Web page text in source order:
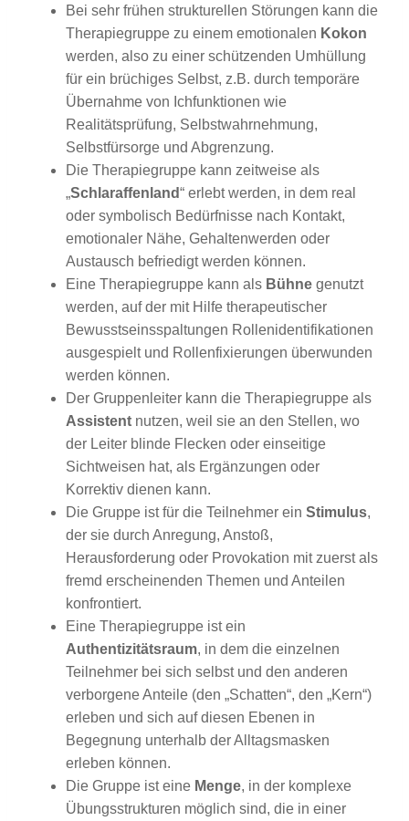
Bei sehr frühen strukturellen Störungen kann die
Therapiegruppe zu einem emotionalen Kokon
werden, also zu einer schützenden Umhüllung
für ein brüchiges Selbst, z.B. durch temporäre
Übernahme von Ichfunktionen wie
Realitätsprüfung, Selbstwahrnehmung,
Selbstfürsorge und Abgrenzung.
Die Therapiegruppe kann zeitweise als
„Schlaraffenland“ erlebt werden, in dem real
oder symbolisch Bedürfnisse nach Kontakt,
emotionaler Nähe, Gehaltenwerden oder
Austausch befriedigt werden können.
Eine Therapiegruppe kann als Bühne genutzt
werden, auf der mit Hilfe therapeutischer
Bewusstseinsspaltungen Rollenidentifikationen
ausgespielt und Rollenfixierungen überwunden
werden können.
Der Gruppenleiter kann die Therapiegruppe als
Assistent nutzen, weil sie an den Stellen, wo
der Leiter blinde Flecken oder einseitige
Sichtweisen hat, als Ergänzungen oder
Korrektiv dienen kann.
Die Gruppe ist für die Teilnehmer ein Stimulus,
der sie durch Anregung, Anstoß,
Herausforderung oder Provokation mit zuerst als
fremd erscheinenden Themen und Anteilen
konfrontiert.
Eine Therapiegruppe ist ein
Authentizitätsraum, in dem die einzelnen
Teilnehmer bei sich selbst und den anderen
verborgene Anteile (den „Schatten“, den „Kern“)
erleben und sich auf diesen Ebenen in
Begegnung unterhalb der Alltagsmasken
erleben können.
Die Gruppe ist eine Menge, in der komplexe
Übungsstrukturen möglich sind, die in einer